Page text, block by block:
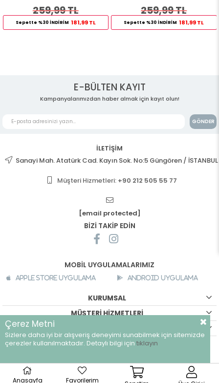
259,99 TL
Sepette %30 İNDİRİM 181,99 TL
259,99 TL
Sepette %30 İNDİRİM 181,99 TL
E-BÜLTEN KAYIT
Kampanyalarımızdan haber almak için kayıt olun!
GÖNDER
İLETİŞİM
Sanayi Mah. Atatürk Cad. Kayın Sok. No:5 Güngören / İSTANBUL
Müşteri Hizmetleri: +90 212 505 55 77
[email protected]
BİZİ TAKİP EDİN
MOBİL UYGULAMALARIMIZ
Apple Store Uygulama Android Uygulama
KURUMSAL
MÜŞTERİ HİZMETLERİ
©breeze.com.tr - Tüm hakları saklıdır.
Anasayfa Favorilerim
Çerez Metni
Sizlere daha iyi bir alışveriş deneyimi sunabilmek için sitemizde
çerezler kullanılmaktadır. Detaylı bilgi için tıklayın